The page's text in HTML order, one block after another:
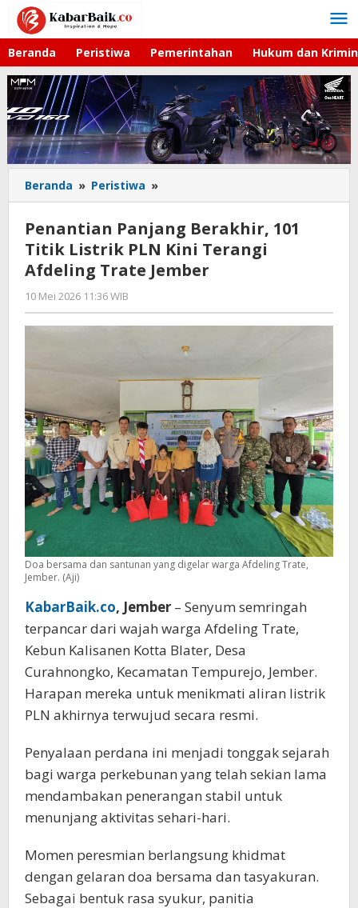
Lewati
konten
Beranda Peristiwa Pemerintahan Hukum dan
Beranda » Peristiwa »
Panjang
101
Titik
Listrik
Trate
Penantian Panjang Berakhir, 101
Titik Listrik PLN Kini Terangi
Afdeling Trate Jember
10 Mei 2026 11:36 WIB
Andika
DP
Doa bersama dan santunan yang digelar warga Afdeling Trate,
Jember. (Aji)
KabarBaik.co, Jember – Senyum semringah
terpancar dari wajah warga Afdeling Trate,
Kebun Kalisanen Kotta Blater, Desa
Curahnongko, Kecamatan Tempurejo, Jember.
Harapan mereka untuk menikmati aliran listrik
PLN akhirnya terwujud secara resmi.
Penyalaan perdana ini menjadi tonggak sejarah
bagi warga perkebunan yang telah sekian lama
mendambakan penerangan stabil untuk
menunjang aktivitas sehari-hari.
Momen peresmian berlangsung khidmat
dengan gelaran doa bersama dan tasyakuran.
Sebagai bentuk rasa syukur, panitia